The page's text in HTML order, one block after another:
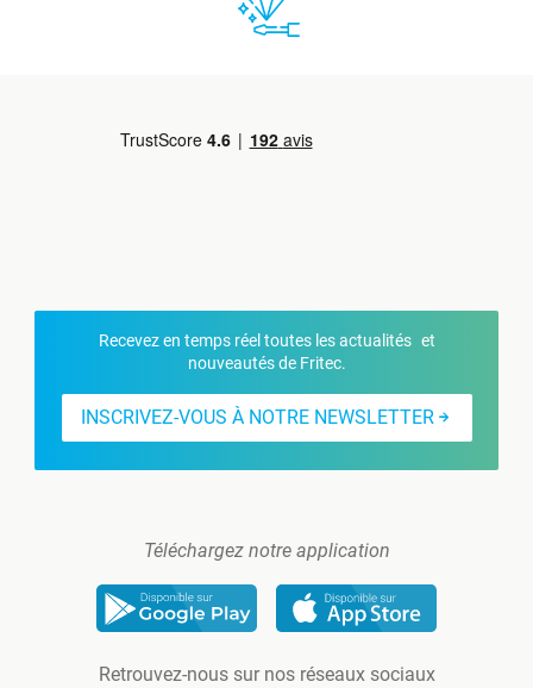
Recevez en temps réel toutes les actualités et
nouveautés de Fritec.
INSCRIVEZ-VOUS À NOTRE NEWSLETTER
Téléchargez notre application
Retrouvez-nous sur nos réseaux sociaux